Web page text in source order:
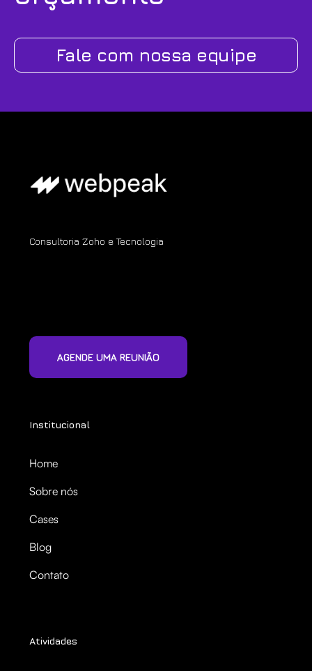
Fale com nossa equipe
Consultoria Zoho e Tecnologia
AGENDE UMA REUNIÃO
Institucional
Home
Sobre nós
Cases
Blog
Contato
Atividades